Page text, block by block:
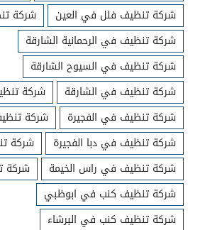
شركة تنظيف فلل في العين
شركة
شركة تنظيف في الرحمانية الشارقة
شركة تنظيف في السيوح الشارقة
شركة تنظيف في الشارقة
شركة
شركة تنظيف في الفجيرة
شركة
شركة تنظيف في دبا الفجيرة
شركة
شركة تنظيف في راس الخيمة
شركة
شركة تنظيف كنب في ابوظبي
شركة تنظيف كنب في البرشاء